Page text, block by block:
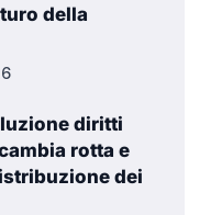
della
diritti
rotta e
dei